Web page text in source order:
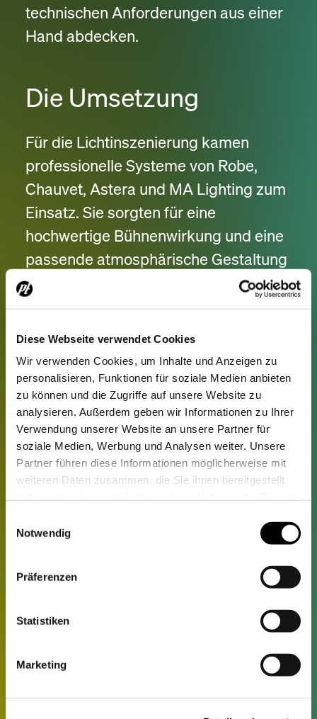
Diese Webseite verwendet Cookies
Wir verwenden Cookies, um Inhalte und Anzeigen zu
personalisieren, Funktionen für soziale Medien anbieten
zu können und die Zugriffe auf unsere Website zu
analysieren. Außerdem geben wir Informationen zu Ihrer
Verwendung unserer Website an unsere Partner für
soziale Medien, Werbung und Analysen weiter. Unsere
Partner führen diese Informationen möglicherweise mit
weiteren Daten zusammen, die Sie ihnen bereitgestellt
Notwendig
Präferenzen
Statistiken
Marketing
technischen Anforderungen aus einer
Hand abdecken.
Die Umsetzung
Für die Lichtinszenierung kamen
professionelle Systeme von Robe,
Chauvet, Astera und MA Lighting zum
Einsatz. Sie sorgten für eine
hochwertige Bühnenwirkung und eine
passende atmosphärische Gestaltung
des Veranstaltungsraums.
Audiotechnik von L-Acoustics, Yamaha
und Sennheiser umgesetzt und
gewährleistete eine klare, kraftvolle
und gleichmäßige Tonübertragung im
gesamten Veranstaltungsbereich.
Im Bereich Video- und Signaltechnik
setztePROTONESauf Lösungen von
Blackmagic Design und Panasonic, um
eine zuverlässige Bildübertragung und
stabile Signalverarbeitung
Umsetzung war die
Energieversorgung der Messestände
im Innenbereich. Hier kamen